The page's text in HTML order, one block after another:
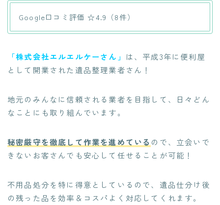
Google口コミ評価 ☆4.9（8件）
「株式会社エルエルケーさん」 は、平成3年に便利屋
として開業された遺品整理業者さん！
地元のみんなに信頼される業者を目指して、日々どん
なことにも取り組んでいます。
秘密厳守を徹底して作業を進めている ので、立会いで
きないお客さんでも安心して任せることが可能！
不用品処分を特に得意としているので、 遺品仕分け後
の残った品を効率＆コスパよく 対応してくれます。